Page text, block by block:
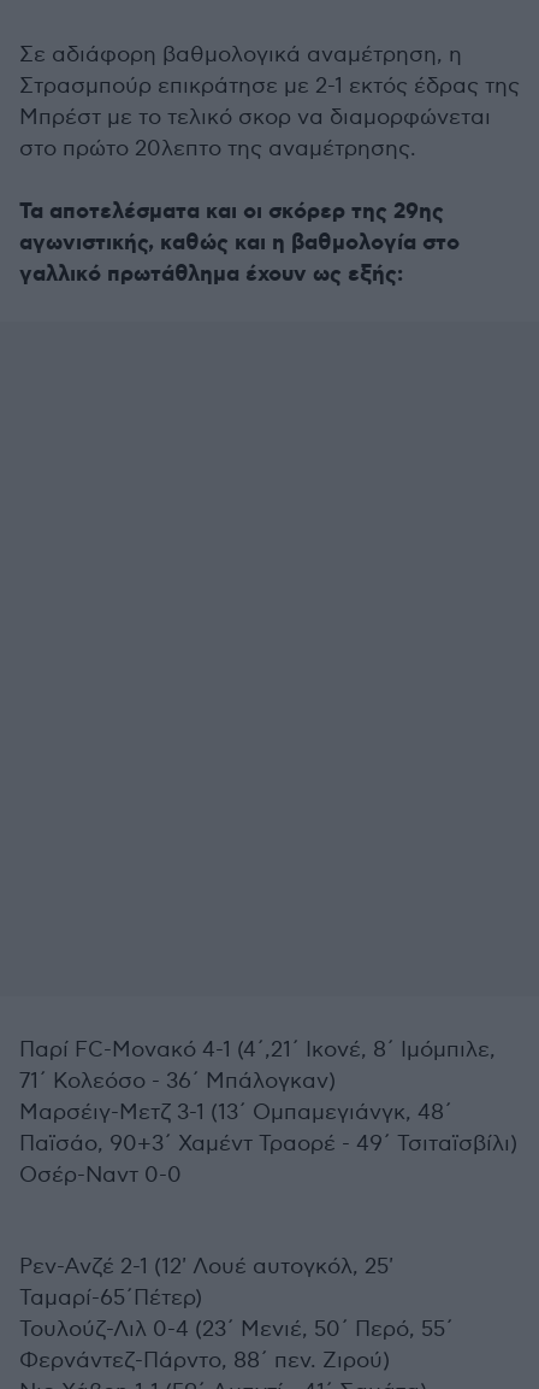
Σε αδιάφορη βαθμολογικά αναμέτρηση, η
Στρασμπούρ επικράτησε με 2-1 εκτός έδρας της
Μπρέστ με το τελικό σκορ να διαμορφώνεται
στο πρώτο 20λεπτο της αναμέτρησης.
Τα αποτελέσματα και οι σκόρερ της 29ης
αγωνιστικής, καθώς και η βαθμολογία στο
γαλλικό πρωτάθλημα έχουν ως εξής:
Παρί FC-Μονακό 4-1 (4΄,21΄ Ικονέ, 8΄ Ιμόμπιλε,
71΄ Κολεόσο - 36΄ Μπάλογκαν)
Μαρσέιγ-Μετζ 3-1 (13΄ Ομπαμεγιάνγκ, 48΄
Παϊσάο, 90+3΄ Χαμέντ Τραορέ - 49΄ Τσιταϊσβίλι)
Οσέρ-Ναντ 0-0
Ρεν-Ανζέ 2-1 (12' Λουέ αυτογκόλ, 25'
Ταμαρί-65΄Πέτερ)
Τουλούζ-Λιλ 0-4 (23΄ Μενιέ, 50΄ Περό, 55΄
Φερνάντεζ-Πάρντο, 88΄ πεν. Ζιρού)